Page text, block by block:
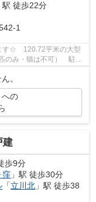
駅 徒歩22分
1
す☆ 120.72平米の大型
のみ・猫は不可） 駐車
。
の
建
歩9分
窪 」駅 徒歩30分
「立川北 」駅 徒歩38